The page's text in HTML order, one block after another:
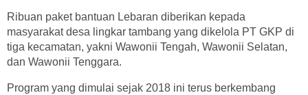
Ribuan paket bantuan Lebaran diberikan kepada
masyarakat desa lingkar tambang yang dikelola PT GKP di
tiga kecamatan, yakni Wawonii Tengah, Wawonii Selatan,
dan Wawonii Tenggara.
Program yang dimulai sejak 2018 ini terus berkembang